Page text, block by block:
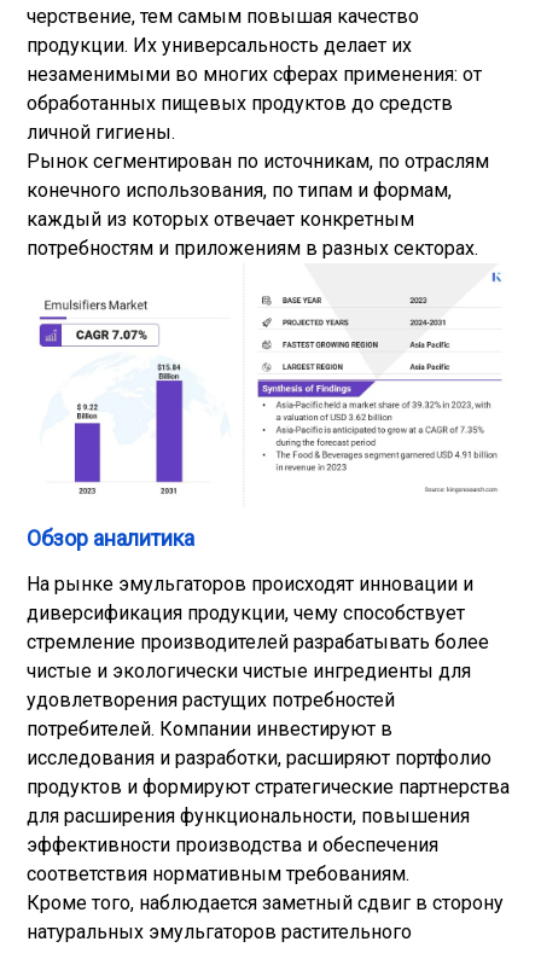
черствение, тем самым повышая качество
продукции. Их универсальность делает их
незаменимыми во многих сферах применения: от
обработанных пищевых продуктов до средств
личной гигиены.
Рынок сегментирован по источникам, по отраслям
конечного использования, по типам и формам,
каждый из которых отвечает конкретным
потребностям и приложениям в разных секторах.
Обзор аналитика
На рынке эмульгаторов происходят инновации и
диверсификация продукции, чему способствует
стремление производителей разрабатывать более
чистые и экологически чистые ингредиенты для
удовлетворения растущих потребностей
потребителей. Компании инвестируют в
исследования и разработки, расширяют портфолио
продуктов и формируют стратегические партнерства
для расширения функциональности, повышения
эффективности производства и обеспечения
соответствия нормативным требованиям.
Кроме того, наблюдается заметный сдвиг в сторону
натуральных эмульгаторов растительного